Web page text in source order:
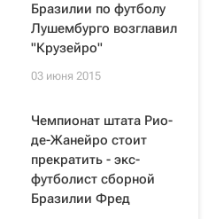
Бразилии по футболу
Лушембурго возглавил
"Крузейро"
03 июня 2015
Чемпионат штата Рио-
де-Жанейро стоит
прекратить - экс-
футболист сборной
Бразилии Фред